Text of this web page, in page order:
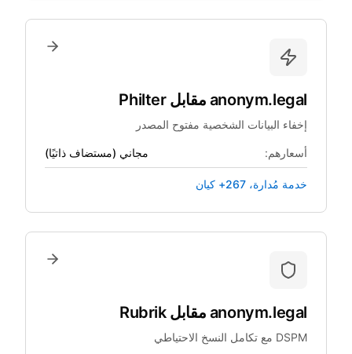
anonym.legal مقابل Philter
إخفاء البيانات الشخصية مفتوح المصدر
أسعارهم: مجاني (مستضاف ذاتيًا)
خدمة مُدارة، 267+ كيان
anonym.legal مقابل Rubrik
DSPM مع تكامل النسخ الاحتياطي